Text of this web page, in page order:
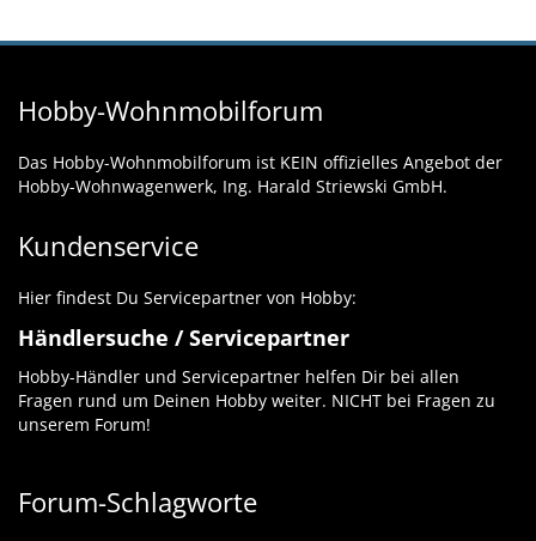
Hobby-Wohnmobilforum
Das Hobby-Wohnmobilforum ist KEIN offizielles Angebot der
Hobby-Wohnwagenwerk, Ing. Harald Striewski GmbH.
Kundenservice
Hier findest Du Servicepartner von Hobby:
Händlersuche / Servicepartner
Hobby-Händler und Servicepartner helfen Dir bei allen
Fragen rund um Deinen Hobby weiter. NICHT bei Fragen zu
unserem Forum!
Forum-Schlagworte